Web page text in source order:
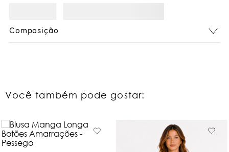
Composição
Você também pode gostar: